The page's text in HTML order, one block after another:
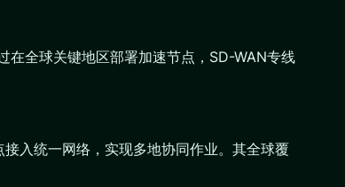
在全球关键地区部署加速节点，SD-WAN专线
入统一网络，实现多地协同作业。其全球覆